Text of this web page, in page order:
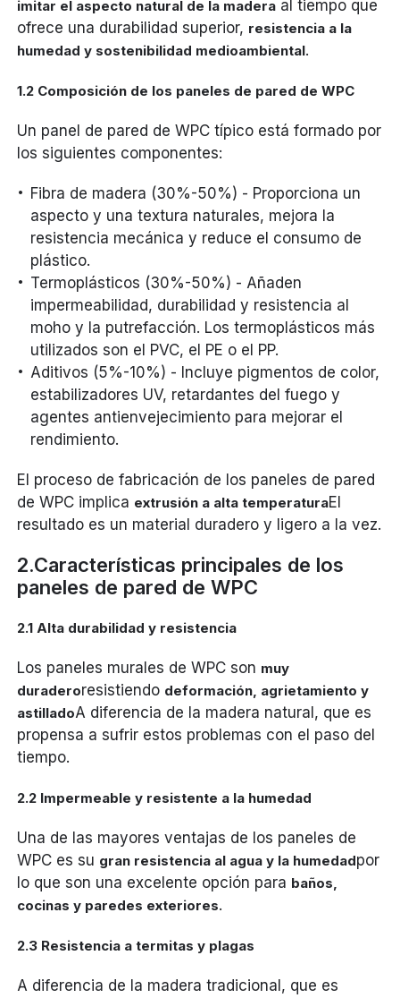
imitar el aspecto natural de la madera al tiempo que
ofrece una durabilidad superior, resistencia a la
humedad y sostenibilidad medioambiental.
1.2 Composición de los paneles de pared de WPC
Un panel de pared de WPC típico está formado por
los siguientes componentes:
Fibra de madera (30%-50%) - Proporciona un
aspecto y una textura naturales, mejora la
resistencia mecánica y reduce el consumo de
plástico.
Termoplásticos (30%-50%) - Añaden
impermeabilidad, durabilidad y resistencia al
moho y la putrefacción. Los termoplásticos más
utilizados son el PVC, el PE o el PP.
Aditivos (5%-10%) - Incluye pigmentos de color,
estabilizadores UV, retardantes del fuego y
agentes antienvejecimiento para mejorar el
rendimiento.
El proceso de fabricación de los paneles de pared
de WPC implica extrusión a alta temperaturaEl
resultado es un material duradero y ligero a la vez.
2.Características principales de los
paneles de pared de WPC
2.1 Alta durabilidad y resistencia
Los paneles murales de WPC son muy
duraderoresistiendo deformación, agrietamiento y
astilladoA diferencia de la madera natural, que es
propensa a sufrir estos problemas con el paso del
tiempo.
2.2 Impermeable y resistente a la humedad
Una de las mayores ventajas de los paneles de
WPC es su gran resistencia al agua y la humedadpor
lo que son una excelente opción para baños,
cocinas y paredes exteriores.
2.3 Resistencia a termitas y plagas
A diferencia de la madera tradicional, que es